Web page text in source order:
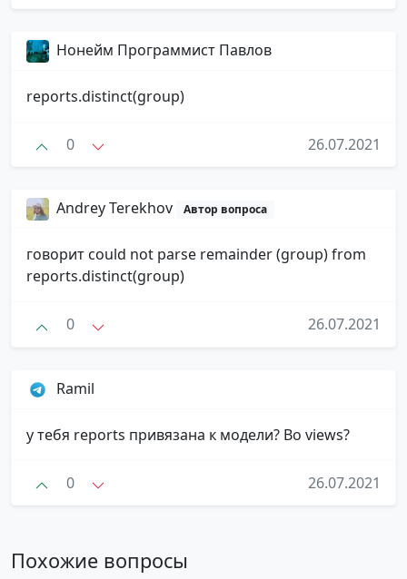
Нонейм Программист Павлов
reports.distinct(group)
0 26.07.2021
Andrey Terekhov Автор вопроса
говорит could not parse remainder (group) from
reports.distinct(group)
0 26.07.2021
Ramil
у тебя reports привязана к модели? Во views?
0 26.07.2021
Похожие вопросы